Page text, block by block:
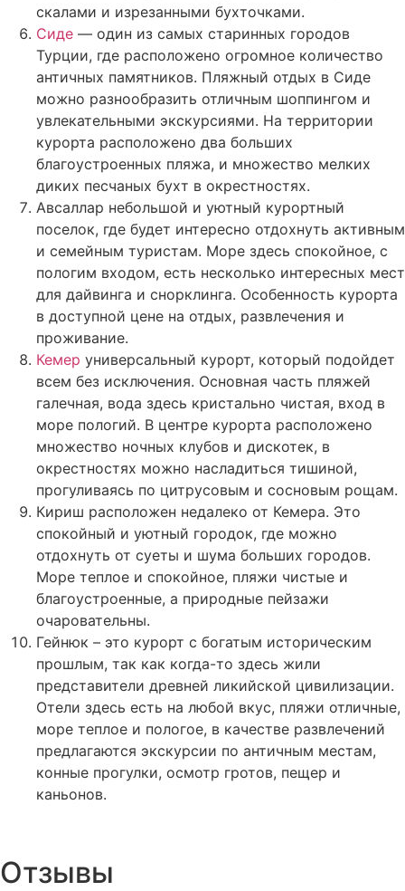
скалами и изрезанными бухточками.
Сиде — один из самых старинных городов
Турции, где расположено огромное количество
античных памятников. Пляжный отдых в Сиде
можно разнообразить отличным шоппингом и
увлекательными экскурсиями. На территории
курорта расположено два больших
благоустроенных пляжа, и множество мелких
диких песчаных бухт в окрестностях.
Авсаллар небольшой и уютный курортный
поселок, где будет интересно отдохнуть активным
и семейным туристам. Море здесь спокойное, с
пологим входом, есть несколько интересных мест
для дайвинга и снорклинга. Особенность курорта
в доступной цене на отдых, развлечения и
проживание.
Кемер универсальный курорт, который подойдет
всем без исключения. Основная часть пляжей
галечная, вода здесь кристально чистая, вход в
море пологий. В центре курорта расположено
множество ночных клубов и дискотек, в
окрестностях можно насладиться тишиной,
прогуливаясь по цитрусовым и сосновым рощам.
Кириш расположен недалеко от Кемера. Это
спокойный и уютный городок, где можно
отдохнуть от суеты и шума больших городов.
Море теплое и спокойное, пляжи чистые и
благоустроенные, а природные пейзажи
очаровательны.
Гейнюк – это курорт с богатым историческим
прошлым, так как когда-то здесь жили
представители древней ликийской цивилизации.
Отели здесь есть на любой вкус, пляжи отличные,
море теплое и пологое, в качестве развлечений
предлагаются экскурсии по античным местам,
конные прогулки, осмотр гротов, пещер и
каньонов.
Отзывы